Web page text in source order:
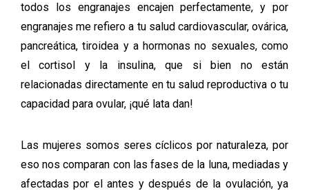
todos los engranajes encajen perfectamente, y por
engranajes me refiero a tu salud cardiovascular, ovárica,
pancreática, tiroidea y a hormonas no sexuales, como
el cortisol y la insulina, que si bien no están
relacionadas directamente en tu salud reproductiva o tu
capacidad para ovular, ¡qué lata dan!
Las mujeres somos seres cíclicos por naturaleza, por
eso nos comparan con las fases de la luna, mediadas y
afectadas por el antes y después de la ovulación, ya